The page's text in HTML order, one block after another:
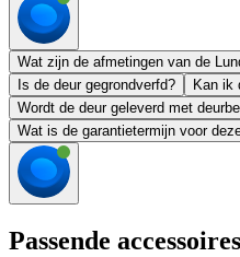
Wat zijn de afmetingen van de
Is de deur gegrondverfd?
Kan ik
Wordt de deur geleverd met
Wat is de garantietermijn voor
Passende accessoires